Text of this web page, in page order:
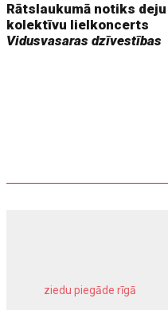
Rātslaukumā notiks deju
kolektīvu lielkoncerts
Vidusvasaras dzīvestības
ziedu piegāde rīgā